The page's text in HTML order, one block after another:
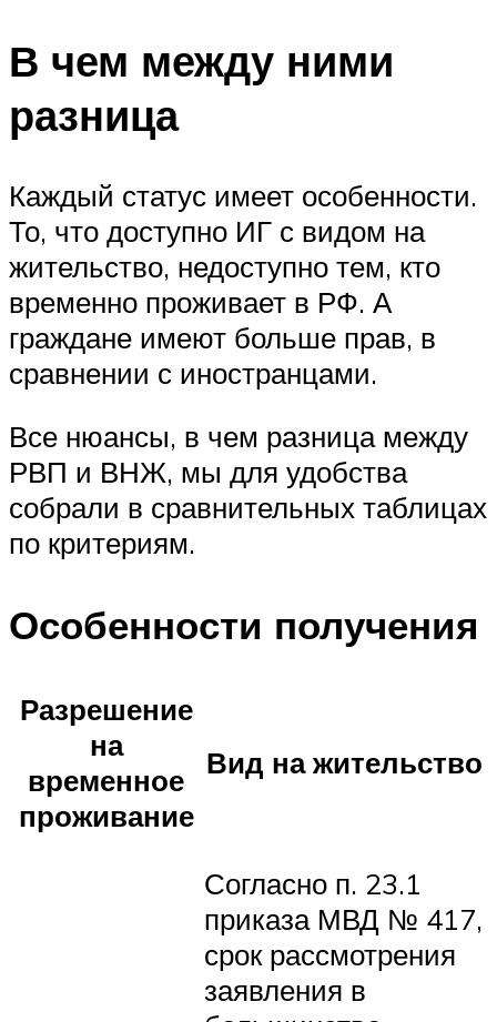
В чем между ними
разница
Каждый статус имеет особенности.
То, что доступно ИГ с видом на
жительство, недоступно тем, кто
временно проживает в РФ. А
граждане имеют больше прав, в
сравнении с иностранцами.
Все нюансы, в чем разница между
РВП и ВНЖ, мы для удобства
собрали в сравнительных таблицах
по критериям.
Особенности получения
Разрешение
на
временное
проживание
Вид на жительство
Согласно п. 23.1
приказа МВД № 417,
срок рассмотрения
заявления в